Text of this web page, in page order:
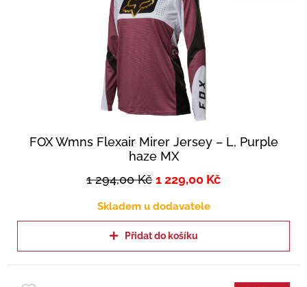
FOX Wmns Flexair Mirer Jersey – L, Purple
haze MX
1 294,00Kč 1 229,00 Kč
Skladem u dodavatele
Přidat do košíku